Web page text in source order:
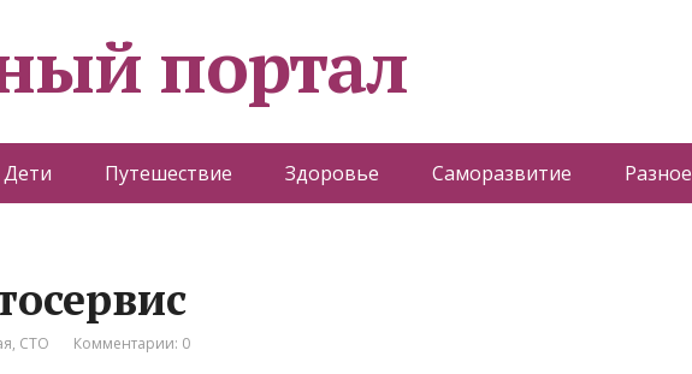
портал
Дети Путешествие Здоровье Саморазвитие Разное
, СТО Комментарии: 0